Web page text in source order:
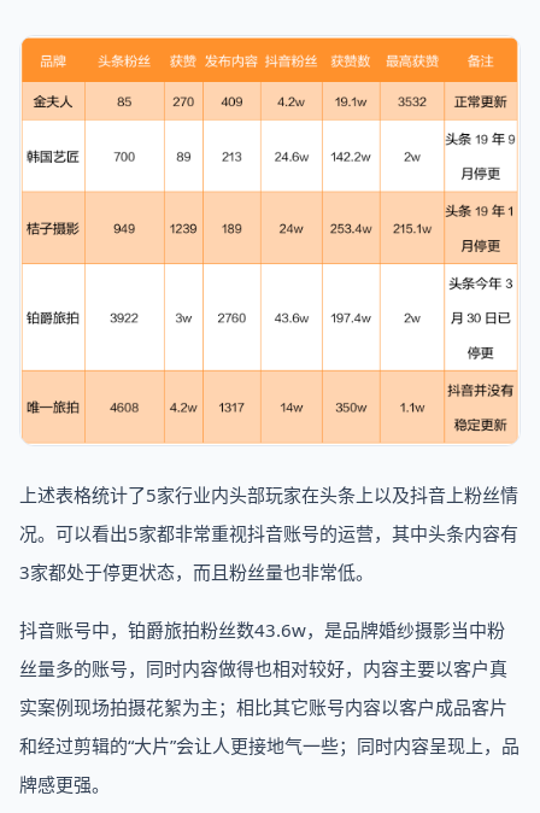
上述表格统计了5家行业内头部玩家在头条上以及抖音上粉丝情
况。可以看出5家都非常重视抖音账号的运营，其中头条内容有
3家都处于停更状态，而且粉丝量也非常低。
抖音账号中，铂爵旅拍粉丝数43.6w，是品牌婚纱摄影当中粉
丝量多的账号，同时内容做得也相对较好，内容主要以客户真
实案例现场拍摄花絮为主；相比其它账号内容以客户成品客片
和经过剪辑的“大片”会让人更接地气一些；同时内容呈现上，品
牌感更强。